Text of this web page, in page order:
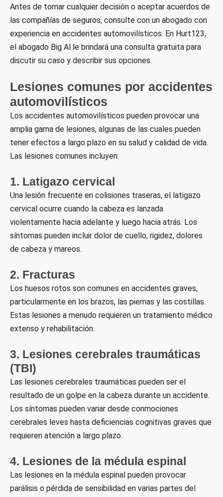
Antes de tomar cualquier decisión o aceptar acuerdos de
las compañías de seguros, consulte con un abogado con
experiencia en accidentes automovilísticos. En Hurt123,
el abogado Big Al le brindará una consulta gratuita para
discutir su caso y describir sus opciones.
Lesiones comunes por accidentes
automovilísticos
Los accidentes automovilísticos pueden provocar una
amplia gama de lesiones, algunas de las cuales pueden
tener efectos a largo plazo en su salud y calidad de vida.
Las lesiones comunes incluyen:
1. Latigazo cervical
Una lesión frecuente en colisiones traseras, el latigazo
cervical ocurre cuando la cabeza es lanzada
violentamente hacia adelante y luego hacia atrás. Los
síntomas pueden incluir dolor de cuello, rigidez, dolores
de cabeza y mareos.
2. Fracturas
Los huesos rotos son comunes en accidentes graves,
particularmente en los brazos, las piernas y las costillas.
Estas lesiones a menudo requieren un tratamiento médico
extenso y rehabilitación.
3. Lesiones cerebrales traumáticas
(TBI)
Las lesiones cerebrales traumáticas pueden ser el
resultado de un golpe en la cabeza durante un accidente.
Los síntomas pueden variar desde conmociones
cerebrales leves hasta deficiencias cognitivas graves que
requieren atención a largo plazo.
4. Lesiones de la médula espinal
Las lesiones en la médula espinal pueden provocar
parálisis o pérdida de sensibilidad en varias partes del